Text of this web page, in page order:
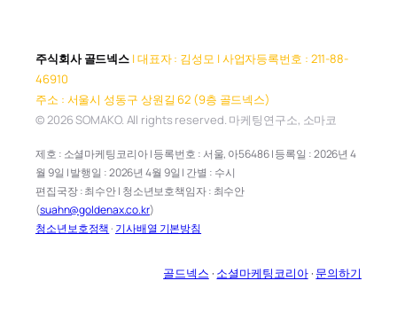
주식회사 골드넥스 | 대표자 : 김성모 | 사업자등록번호 : 211-88-
46910
주소 : 서울시 성동구 상원길 62 (9층 골드넥스)
© 2026 SOMAKO. All rights reserved. 마케팅연구소, 소마코
제호 : 소셜마케팅코리아 | 등록번호 : 서울, 아56486 | 등록일 : 2026년 4
월 9일 | 발행일 : 2026년 4월 9일 | 간별 : 수시
편집국장 : 최수안 | 청소년보호책임자 : 최수안
(suahn@goldenax.co.kr)
청소년보호정책 · 기사배열 기본방침
골드넥스 · 소셜마케팅코리아· 문의하기